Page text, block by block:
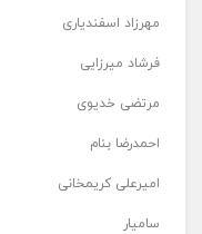
مهرزاد اسفندیاری
فرشاد میرزایی
مرتضی خدیوی
احمدرضا بنام
امیرعلی کریمخانی
سامیار